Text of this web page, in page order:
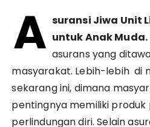
A suransi Jiwa Unit
untuk Anak Muda.
asurans yang
masyarakat. Lebih-lebih di
sekarang ini, dimana
pentingnya memiliki
perlindungan diri. Selain